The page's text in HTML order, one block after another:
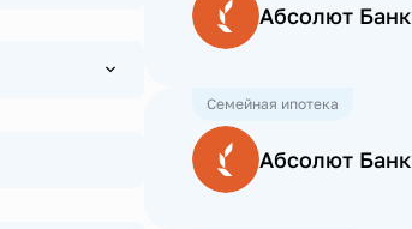
Абсолют Банк
Семейная ипотека
Абсолют Банк